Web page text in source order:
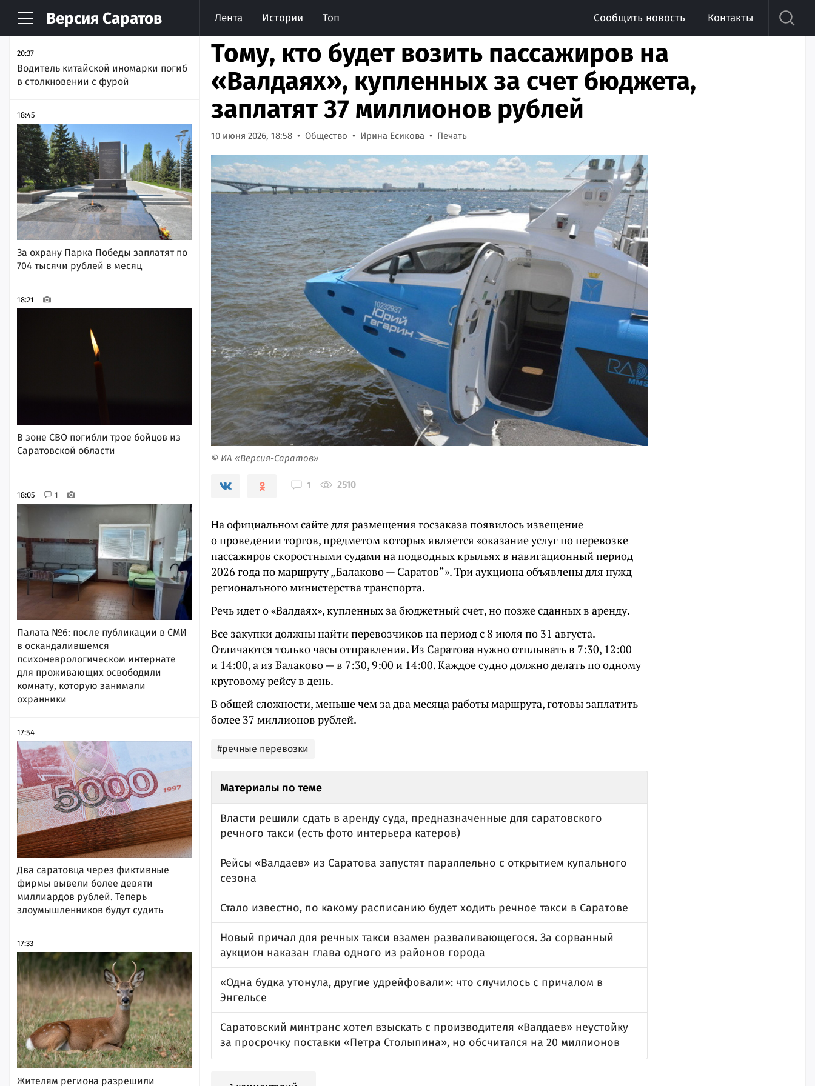
Версия Саратов Лента Истории Топ Сообщить новость Контакты
НОВОСТИ АРХИВ
20:37
Водитель китайской иномарки погиб
в столкновении с фурой
18:45
За охрану Парка Победы заплатят по
704 тысячи рублей в месяц
18:21
В зоне СВО погибли трое бойцов из
Саратовской области
18:05 1
Палата №6: после публикации в СМИ
в оскандалившемся
психоневрологическом интернате
для проживающих освободили
комнату, которую занимали
охранники
17:54
Два саратовца через фиктивные
фирмы вывели более девяти
миллиардов рублей. Теперь
злоумышленников будут судить
17:33
Жителям региона разрешили
Тому, кто будет возить пассажиров на
«Валдаях», купленных за счет бюджета,
заплатят 37 миллионов рублей
10 июня 2026, 18:58 Общество Ирина Есикова Печать
© ИА «Версия-Саратов»
1 2510
На официальном сайте для размещения госзаказа появилось извещение
о проведении торгов, предметом которых является «оказание услуг по перевозке
пассажиров скоростными судами на подводных крыльях в навигационный период
2026 года по маршруту „Балаково — Саратов“». Три аукциона объявлены для нужд
регионального министерства транспорта.
Речь идет о «Валдаях», купленных за бюджетный счет, но позже сданных в аренду.
Все закупки должны найти перевозчиков на период с 8 июля по 31 августа.
Отличаются только часы отправления. Из Саратова нужно отплывать в 7:30, 12:00
и 14:00, а из Балаково — в 7:30, 9:00 и 14:00. Каждое судно должно делать по одному
круговому рейсу в день.
В общей сложности, меньше чем за два месяца работы маршрута, готовы заплатить
более 37 миллионов рублей.
#речные перевозки
Материалы по теме
Власти решили сдать в аренду суда, предназначенные для саратовского
речного такси (есть фото интерьера катеров)
Рейсы «Валдаев» из Саратова запустят параллельно с открытием купального
сезона
Стало известно, по какому расписанию будет ходить речное такси в Саратове
Новый причал для речных такси взамен разваливающегося. За сорванный
аукцион наказан глава одного из районов города
«Одна будка утонула, другие удрейфовали»: что случилось с причалом в
Энгельсе
Саратовский минтранс хотел взыскать с производителя «Валдаев» неустойку
за просрочку поставки «Петра Столыпина», но обсчитался на 20 миллионов